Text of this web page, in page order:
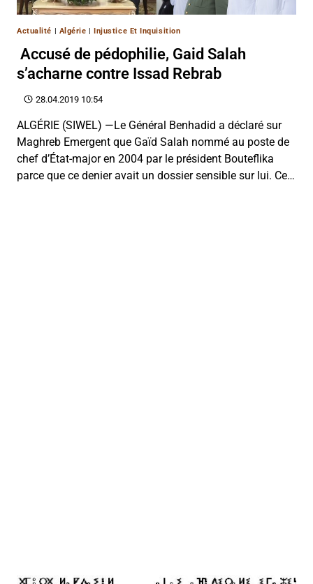
Actualité | Algérie |Injustice Et Inquisition
Accusé de pédophilie, Gaid Salah
s’acharne contre Issad Rebrab
28.04.2019 10:54
ALGÉRIE (SIWEL) —Le Général Benhadid a déclaré sur
Maghreb Emergent que Gaïd Salah nommé au poste de
chef d’État-major en 2004 par le président Bouteflika
parce que ce denier avait un dossier sensible sur lui. Ce…